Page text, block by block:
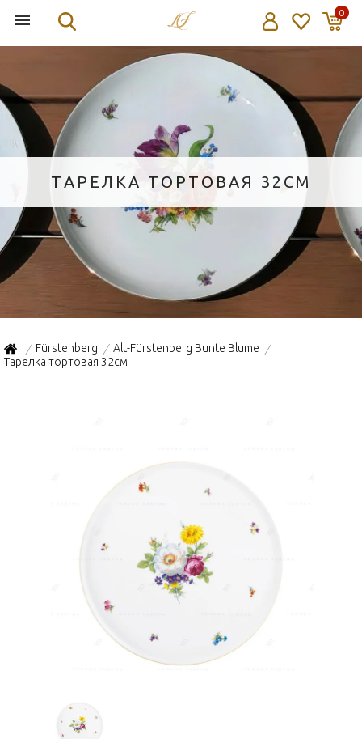
0
ТАРЕЛКА ТОРТОВАЯ 32СМ
/ Fürstenberg / Alt-Fürstenberg Bunte Blume /
Тарелка тортовая 32см